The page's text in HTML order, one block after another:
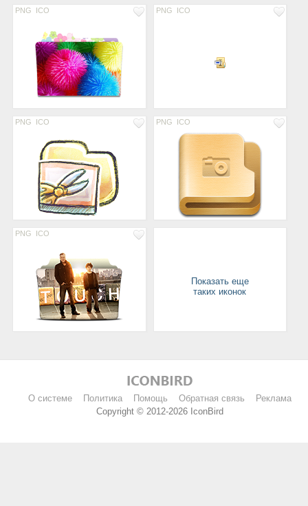
PNG ICO PNG ICO
PNG ICO PNG ICO
PNG ICO
Показать еще
таких иконок
О системе Политика Помощь Обратная связь
Реклама
Copyright © 2012-2026 IconBird